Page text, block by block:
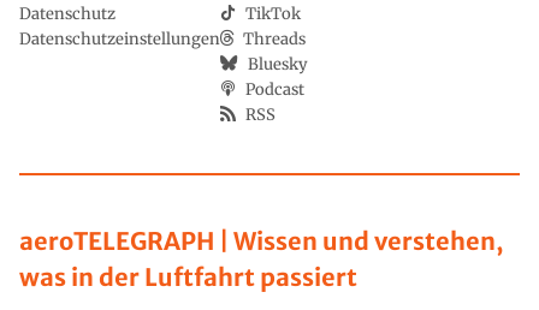
aeroTELEGRAPH | Wissen und verstehen,
was in der Luftfahrt passiert
Datenschutz
Datenschutzeinstellungen
TikTok
Threads
Bluesky
Podcast
RSS